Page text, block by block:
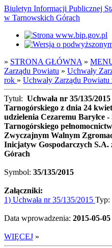
Biuletyn Informacji Publicznej
w Tarnowskich Górach
» STRONA GŁÓWNA »
Zarządu Powiatu » Uchwały
rok » Uchwały Zarządu
Tytuł: Uchwała nr 35/135/
Tarnogórskiego z dnia 24
udzielenia Cezaremu Baryłce
Tarnogórskiego
Zwyczajnym Walnym
Inicjatyw Gospodarczych S.A.
Górach
Symbol: 35/135/2015
Załączniki:
1) Uchwała nr 35/135/2015 Typ:
Data wprowadzenia: 2015-05-05
WIĘCEJ »